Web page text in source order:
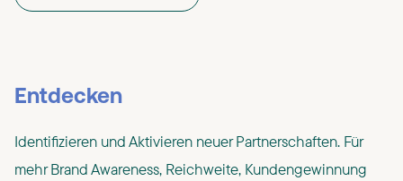
Entdecken
Identifizieren und Aktivieren neuer Partnerschaften. Für
mehr Brand Awareness, Reichweite, Kundengewinnung